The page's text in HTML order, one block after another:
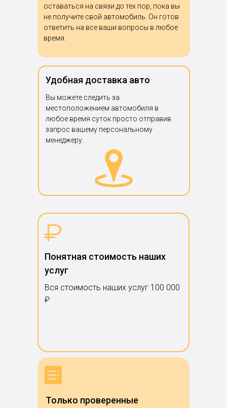
Удобная доставка авто
Вы можете следить за
местоположением автомобиля в
любое время суток просто отправив
запрос вашему персональному
менеджеру.
оставаться на связи до тех пор, пока вы
не получите свой автомобиль. Он готов
ответить на все ваши вопросы в любое
время.
Только проверенные
Понятная стоимость наших
услуг
Вся стоимость наших услуг 100 000
₽